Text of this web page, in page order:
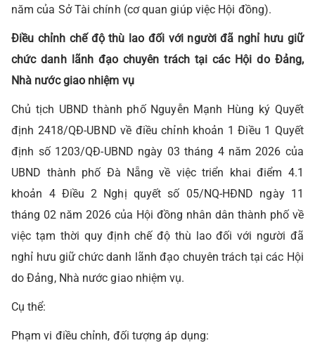
năm của Sở Tài chính (cơ quan giúp việc Hội đồng).
Điều chỉnh chế độ thù lao đối với người đã nghỉ hưu giữ
chức danh lãnh đạo chuyên trách tại các Hội do Đảng,
Nhà nước giao nhiệm vụ
Chủ tịch UBND thành phố Nguyễn Mạnh Hùng ký Quyết
định 2418/QĐ-UBND về điều chỉnh khoản 1 Điều 1 Quyết
định số 1203/QĐ-UBND ngày 03 tháng 4 năm 2026 của
UBND thành phố Đà Nẵng về việc triển khai điểm 4.1
khoản 4 Điều 2 Nghị quyết số 05/NQ-HĐND ngày 11
tháng 02 năm 2026 của Hội đồng nhân dân thành phố về
việc tạm thời quy định chế độ thù lao đối với người đã
nghỉ hưu giữ chức danh lãnh đạo chuyên trách tại các Hội
do Đảng, Nhà nước giao nhiệm vụ.
Cụ thể:
Phạm vi điều chỉnh, đối tượng áp dụng: